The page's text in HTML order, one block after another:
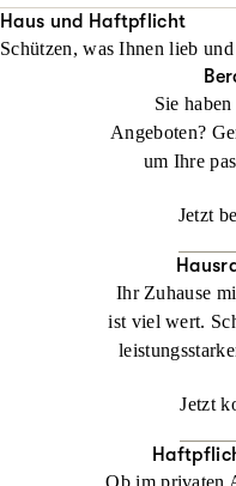
Ihr Alltag nach einem Unfall
organisiert ist.
Jetzt konfigurieren
Haus und Haftpflicht
Schützen, was Ihnen lieb
Sie
Angeboten?
um Ihre
Jetzt
Ihr Zuhause
ist viel wert.
Jetzt
Ob im privaten